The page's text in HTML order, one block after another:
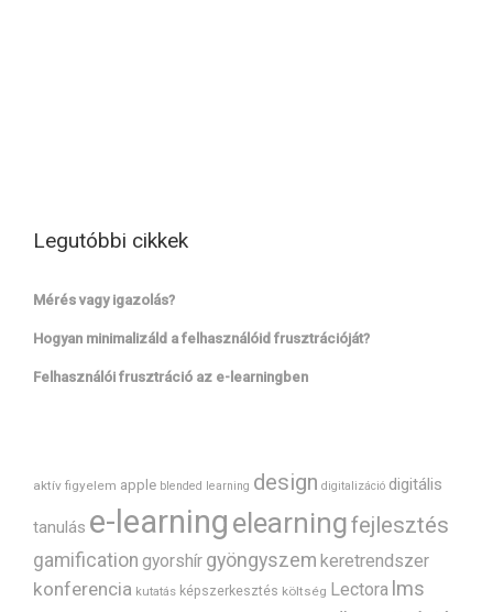
Legutóbbi cikkek
Mérés vagy igazolás?
Hogyan minimalizáld a felhasználóid frusztrációját?
Felhasználói frusztráció az e-learningben
aktív figyelem apple blended learning design digitalizáció digitális
tanulás e-learning elearningfejlesztés
gamification gyorshír gyöngyszem keretrendszer
konferencia kutatás képszerkesztés költség Lectora lms